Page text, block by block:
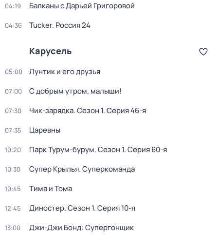
04:19 Балканы с Дарьей Григоровой
04:36 Tucker. Россия 24
Карусель
05:00 Лунтик и его друзья
07:00 С добрым утром, малыши!
07:30 Чик-зарядка. Сезон 1. Серия 46-я
07:35 Царевны
10:20 Парк Турум-бурум. Сезон 1. Серия 60-я
10:30 Супер Крылья. Суперкоманда
10:45 Тима и Тома
12:45 Диностер. Сезон 1. Серия 10-я
13:00 Джи-Джи Бонд: Супергонщик